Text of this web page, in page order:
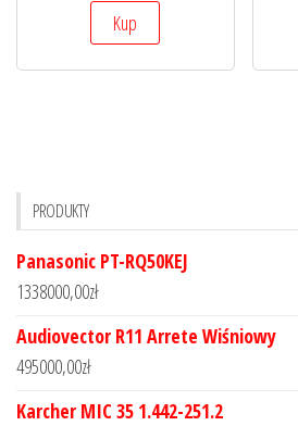
Kup
PRODUKTY
Panasonic PT-RQ50KEJ
1338000,00zł
Audiovector R11 Arrete Wiśniowy
495000,00zł
Karcher MIC 35 1.442-251.2